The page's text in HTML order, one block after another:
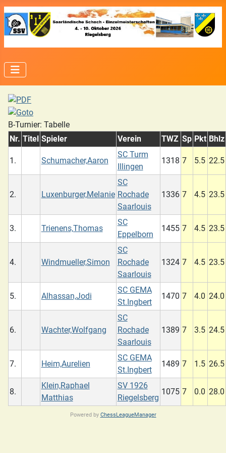
B-Turnier: Tabelle
Nr. Titel Spieler Verein TWZ Sp Pkt Bhlz
1. Schumacher,Aaron
SC Turm
Illingen
1318 7 5.5 22.5
2. Luxenburger,Melanie
SC
Rochade
Saarlouis
1336 7 4.5 23.5
3. Trienens,Thomas
SC
Eppelborn
1455 7 4.5 23.5
4. Windmueller,Simon
SC
Rochade
Saarlouis
1324 7 4.5 23.5
5. Alhassan,Jodi
SC GEMA
St.Ingbert
1470 7 4.0 24.0
6. Wachter,Wolfgang
SC
Rochade
Saarlouis
1389 7 3.5 24.5
7. Heim,Aurelien
SC GEMA
St.Ingbert
1489 7 1.5 26.5
8.
Klein,Raphael
Matthias
SV 1926
Riegelsberg
1075 7 0.0 28.0
Powered by ChessLeagueManager